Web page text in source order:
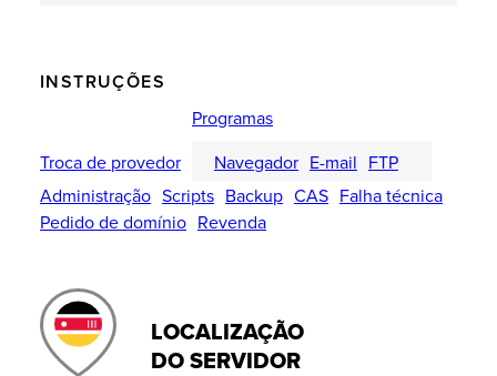
INSTRUÇÕES
Troca de provedor
Programas
Navegador E-mail FTP
Administração Scripts Backup CAS Falha técnica
Pedido de domínio Revenda
LOCALIZAÇÃO
DO SERVIDOR